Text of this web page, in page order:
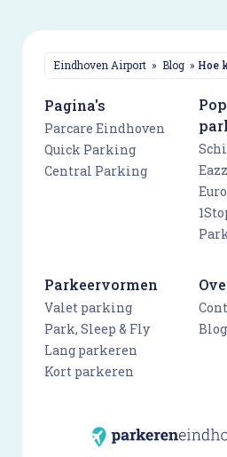
Eindhoven Airport » Blog »
Pagina's
Parcare Eindhoven
Quick Parking
Central Parking
Parkeervormen
Valet parking
Park, Sleep & Fly
Lang parkeren
Kort parkeren
Blog